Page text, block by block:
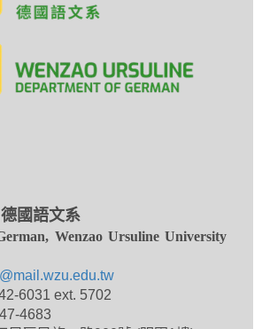
國語文系
Wenzao Ursuline University
6031 ext. 5702
4683